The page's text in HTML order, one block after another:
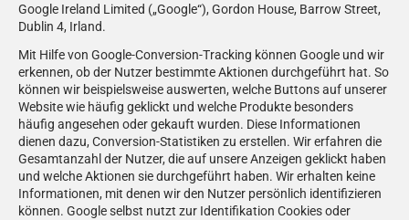
Google Ireland Limited („Google“), Gordon House, Barrow Street,
Dublin 4, Irland.
Mit Hilfe von Google-Conversion-Tracking können Google und wir
erkennen, ob der Nutzer bestimmte Aktionen durchgeführt hat. So
können wir beispielsweise auswerten, welche Buttons auf unserer
Website wie häufig geklickt und welche Produkte besonders
häufig angesehen oder gekauft wurden. Diese Informationen
dienen dazu, Conversion-Statistiken zu erstellen. Wir erfahren die
Gesamtanzahl der Nutzer, die auf unsere Anzeigen geklickt haben
und welche Aktionen sie durchgeführt haben. Wir erhalten keine
Informationen, mit denen wir den Nutzer persönlich identifizieren
können. Google selbst nutzt zur Identifikation Cookies oder